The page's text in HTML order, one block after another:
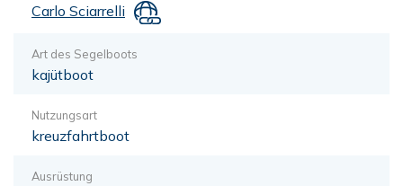
Carlo Sciarrelli
Art des Segelboots
kajütboot
Nutzungsart
kreuzfahrtboot
Ausrüstung